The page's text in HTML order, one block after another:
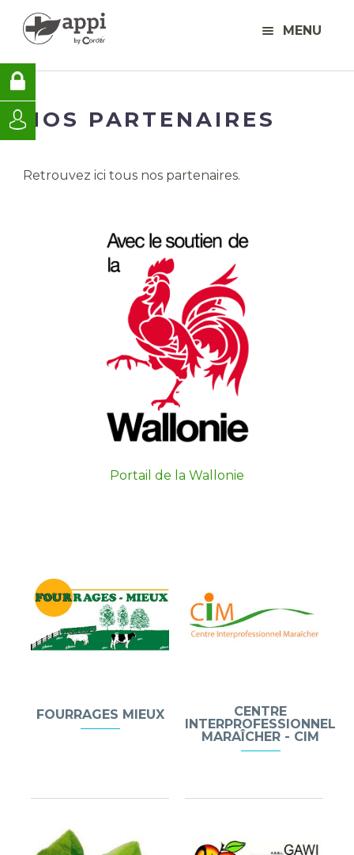
MENU
NOS PARTENAIRES
Retrouvez ici tous nos partenaires.
Portail de la Wallonie
FOURRAGES MIEUX
CENTRE
INTERPROFESSIONNEL
MARAÎCHER - CIM